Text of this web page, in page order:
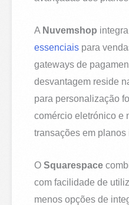
A Nuvemshop
essenciais para
gateways de
desvantagem reside
para personalização
comércio eletrónico e
transações em planos
OSquarespace
com facilidade de
menos opções de